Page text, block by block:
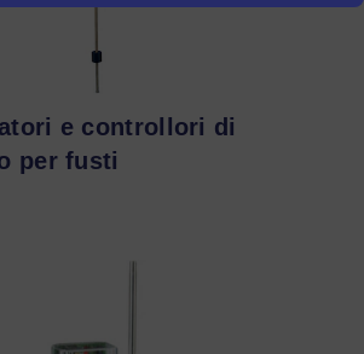
e controllori di
per fusti